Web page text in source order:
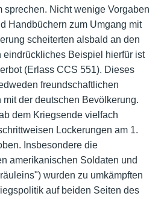
sprechen. Nicht wenige Vorgaben
Handbüchern zum Umgang mit
scheiterten alsbald an den
eindrückliches Beispiel hierfür ist
(Erlass CCS 551). Dieses
freundschaftlichen
der deutschen Bevölkerung.
dem Kriegsende vielfach
Lockerungen am 1.
Insbesondere die
amerikanischen Soldaten und
wurden zu umkämpften
auf beiden Seiten des